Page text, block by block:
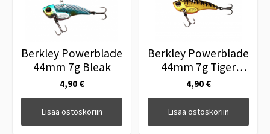
Berkley Powerblade
44mm 7g Bleak
4,90 €
Lisää ostoskoriin
Berkley Powerblade
44mm 7g Tiger
Prawn
4,90 €
Lisää ostoskoriin